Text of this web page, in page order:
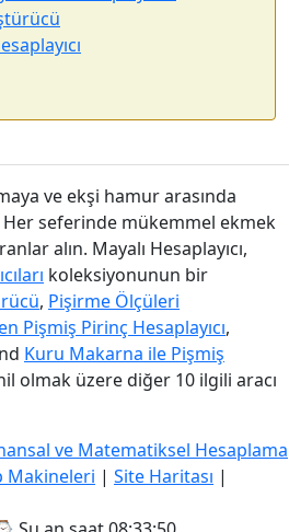
ve ekşi hamur arasında
Her seferinde mükemmel ekmek
alın. Mayalı Hesaplayıcı,
koleksiyonunun bir
, Pişirme Ölçüleri
Pişmiş Pirinç Hesaplayıcı,
Kuru Makarna ile Pişmiş
olmak üzere diğer 10 ilgili aracı
ve Matematiksel Hesaplama
Makineleri | Site Haritası |